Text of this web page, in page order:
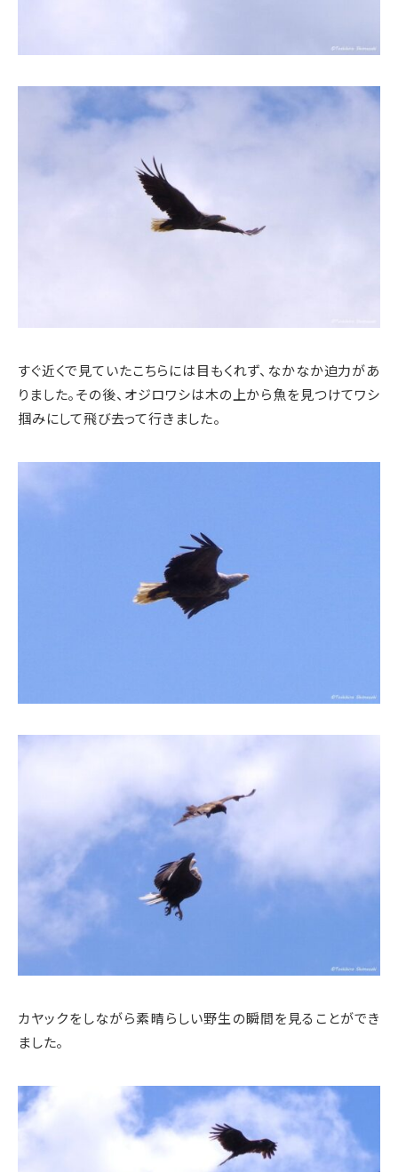
すぐ近くで見ていたこちらには目もくれず、なかなか迫力があ
りました。その後、オジロワシは木の上から魚を見つけてワシ
掴みにして飛び去って行きました。
カヤックをしながら素晴らしい野生の瞬間を見ることができ
ました。